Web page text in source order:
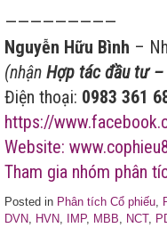
—————————
Nguyễn Hữu Bình –
(nhận Hợp tác đầu tư –
Điện thoại: 0983 361
https://
Website:
Tham gia nhóm phân
Posted in Phân tích Cổ phiếu
DVN
HVN IMP, MBB NCT,